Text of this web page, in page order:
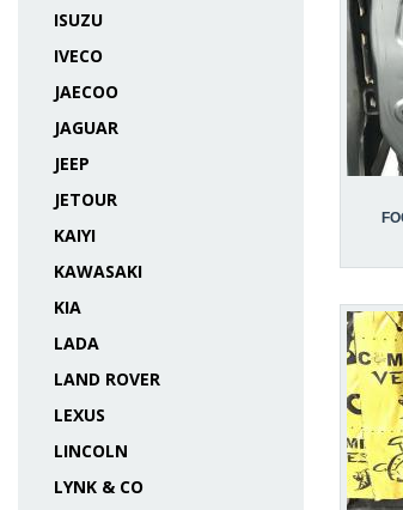
ISUZU
IVECO
JAECOO
JAGUAR
JEEP
JETOUR
KAIYI
KAWASAKI
KIA
LADA
LAND ROVER
LEXUS
LINCOLN
LYNK & CO